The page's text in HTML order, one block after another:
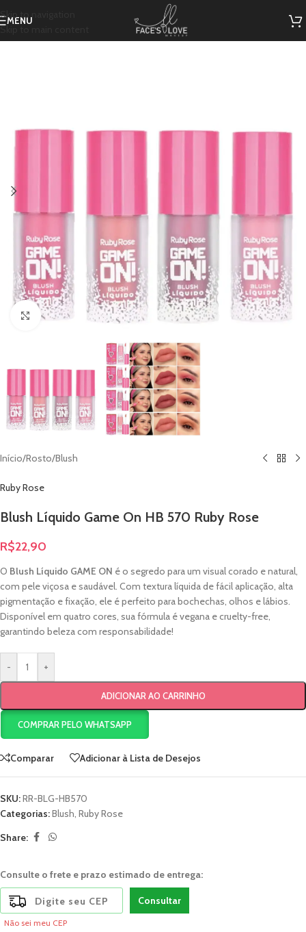
Skip to navigation
Skip to main content
MENU
Clique para ampliar
Início/Rosto/Blush
Ruby Rose
Blush Líquido Game On HB 570 Ruby Rose
R$22,90
O Blush Líquido GAME ON é o segredo para um visual corado e natural,
com pele viçosa e saudável. Com textura líquida de fácil aplicação, alta
pigmentação e fixação, ele é perfeito para bochechas, olhos e lábios.
Disponível em quatro cores, sua fórmula é vegana e cruelty-free,
garantindo beleza com responsabilidade!
- +
ADICIONAR AO CARRINHO
COMPRAR PELO WHATSAPP
Comparar Adicionar à Lista de Desejos
SKU:RR-BLG-HB570
Categorias:Blush, Ruby Rose
Share:
Consulte o frete e prazo estimado de entrega:
Consultar
Não sei meu CEP